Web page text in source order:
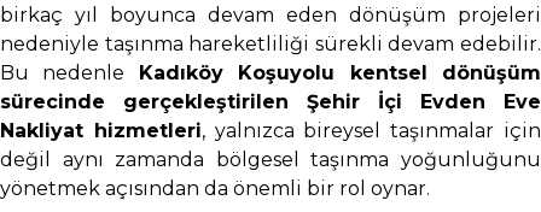
birkaç yıl boyunca devam eden dönüşüm projeleri
nedeniyle taşınma hareketliliği sürekli devam edebilir.
Bu nedenle
Kadıköy Koşuyolu kentsel dönüşüm
sürecinde gerçekleştirilen Şehir İçi Evden Eve
Nakliyat hizmetleri, yalnızca bireysel taşınmalar için
değil aynı zamanda bölgesel taşınma yoğunluğunu
yönetmek açısından da önemli bir rol oynar.